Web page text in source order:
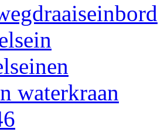
waterkraan